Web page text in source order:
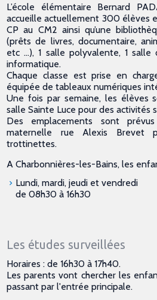
L’école élémentaire Bernard
accueille actuellement 300 élèves
CP au CM2 ainsi qu’une
(prêts de livres, documentaire,
etc …), 1 salle polyvalente, 1
informatique.
Chaque classe est prise en
équipée de tableaux numériques
Une fois par semaine, les élèves
salle Sainte Luce pour des activités
Des emplacements sont
maternelle rue Alexis
trottinettes.
A Charbonnières-les-Bains, les
Lundi, mardi, jeudi et vendredi
de 08h30 à 16h30
Les études surveillées
Horaires : de 16h30 à 17h40.
Les parents vont chercher les
passant par l'entrée principale.